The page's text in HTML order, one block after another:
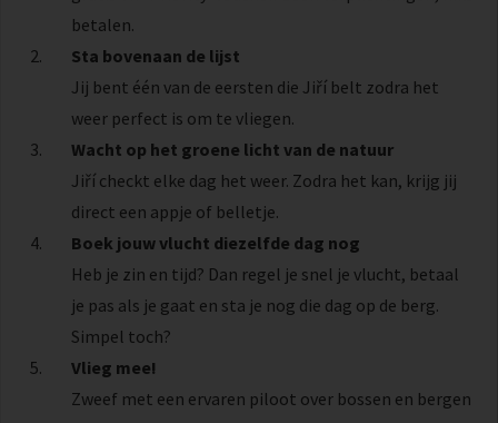
betalen.
Sta bovenaan de lijst
Jij bent één van de eersten die Jiří belt zodra het
weer perfect is om te vliegen.
Wacht op het groene licht van de natuur
Jiří checkt elke dag het weer. Zodra het kan, krijg jij
direct een appje of belletje.
Boek jouw vlucht diezelfde dag nog
Heb je zin en tijd? Dan regel je snel je vlucht, betaal
je pas als je gaat en sta je nog die dag op de berg.
Simpel toch?
Vlieg mee!
Zweef met een ervaren piloot over bossen en bergen